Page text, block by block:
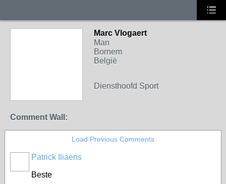
Marc Vlogaert
Man
Bornem
België
Diensthoofd Sport
Comment Wall:
Load Previous Comments
Patrick Iliaens
Beste